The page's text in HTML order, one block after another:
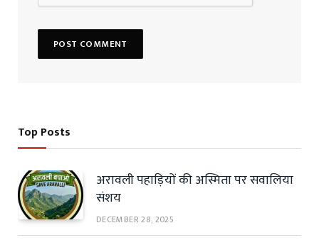
Top Posts
अरावली पहाड़ियों की अस्मिता पर सवालिया
संशय
DECEMBER 28, 2025